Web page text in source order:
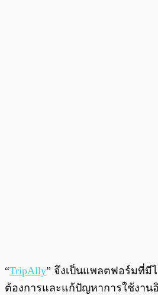
“TripAlly” จึงเป็นแพลตฟอร์มที่มี
ต้องการและแก้ปัญหาการใช้งาน